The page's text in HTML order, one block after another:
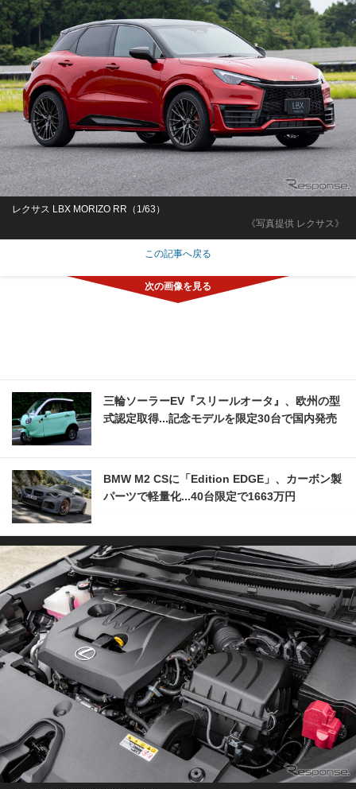
《写真提供 レクサス》
レクサス LBX MORIZO RR（1/63）
この記事へ戻る
三輪ソーラーEV『スリールオータ』、欧州の型
式認定取得...記念モデルを限定30台で国内発売
BMW M2 CSに「Edition EDGE」、カーボン製
パーツで軽量化...40台限定で1663万円